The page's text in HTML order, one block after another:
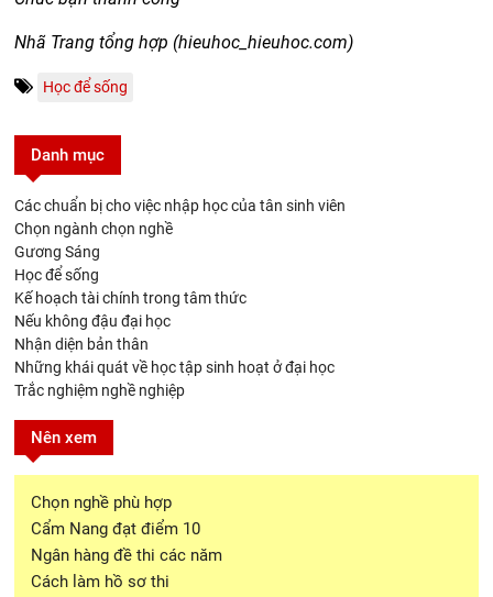
Nhã Trang tổng hợp (hieuhoc_hieuhoc.com)
Học để sống
Danh mục
Các chuẩn bị cho việc nhập học của tân sinh viên
Chọn ngành chọn nghề
Gương Sáng
Học để sống
Kế hoạch tài chính trong tâm thức
Nếu không đậu đại học
Nhận diện bản thân
Những khái quát về học tập sinh hoạt ở đại học
Trắc nghiệm nghề nghiệp
Nên xem
Chọn nghề phù hợp
Cẩm Nang đạt điểm 10
Ngân hàng đề thi các năm
Cách làm hồ sơ thi